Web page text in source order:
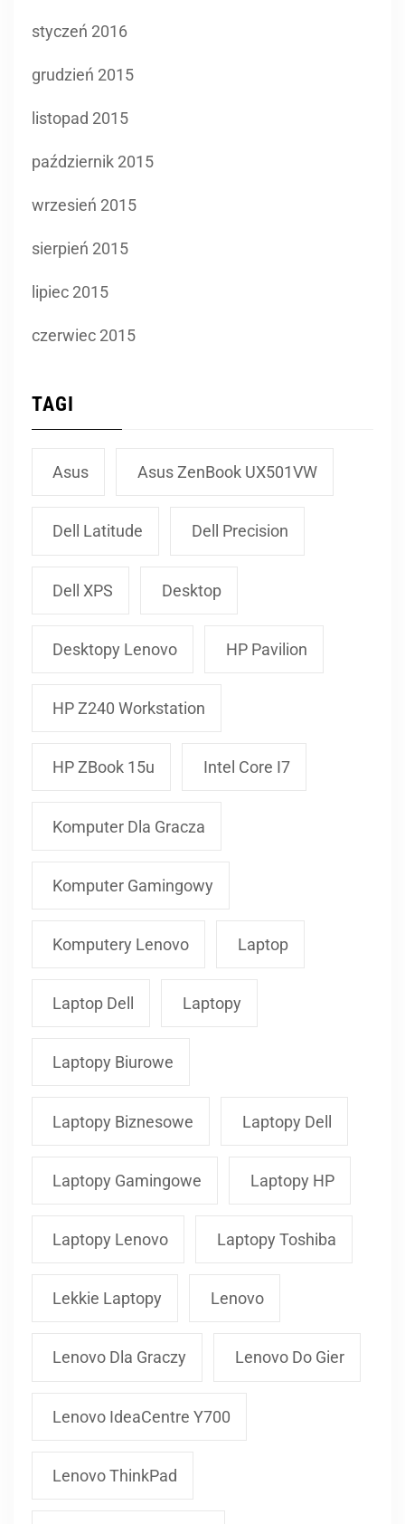
styczeń 2016
grudzień 2015
listopad 2015
październik 2015
wrzesień 2015
sierpień 2015
lipiec 2015
czerwiec 2015
TAGI
Asus Asus ZenBook UX501VW
Dell Latitude Dell Precision
Dell XPS Desktop
Desktopy Lenovo HP Pavilion
HP Z240 Workstation
HP ZBook 15u Intel Core I7
Komputer Dla Gracza
Komputer Gamingowy
Komputery Lenovo Laptop
Laptop Dell Laptopy
Laptopy Biurowe
Laptopy Biznesowe Laptopy Dell
Laptopy Gamingowe Laptopy HP
Laptopy Lenovo Laptopy Toshiba
Lekkie Laptopy Lenovo
Lenovo Dla Graczy Lenovo Do Gier
Lenovo IdeaCentre Y700
Lenovo ThinkPad